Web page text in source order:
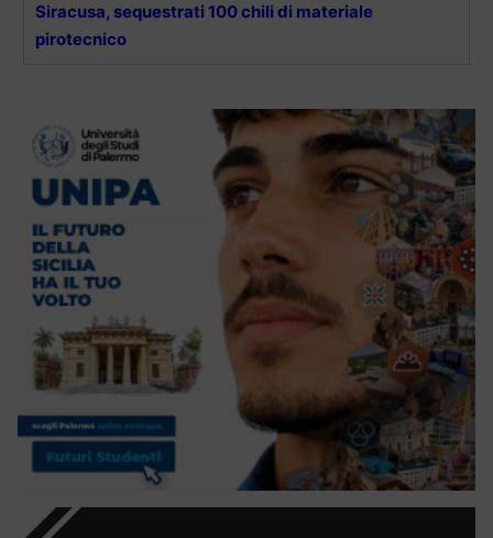
Siracusa, sequestrati 100 chili di materiale
pirotecnico